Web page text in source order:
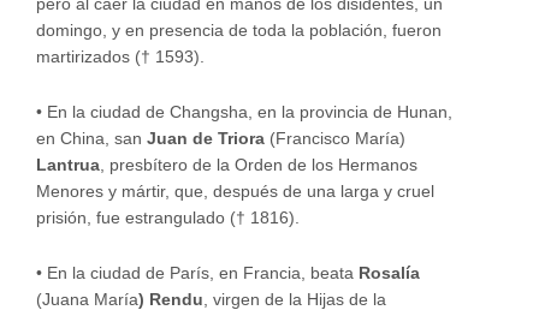
pero al caer la ciudad en manos de los disidentes, un
domingo, y en presencia de toda la población, fueron
martirizados († 1593).
• En la ciudad de Changsha, en la provincia de Hunan,
en China, san Juan de Triora (Francisco María)
Lantrua, presbítero de la Orden de los Hermanos
Menores y mártir, que, después de una larga y cruel
prisión, fue estrangulado († 1816).
• En la ciudad de París, en Francia, beata Rosalía
(Juana María) Rendu, virgen de la Hijas de la